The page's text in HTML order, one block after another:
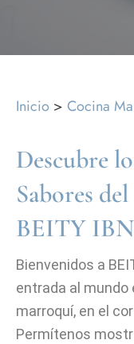
Inicio > Cocina
Descubre
Sabores
BEITY
Bienvenidos a
entrada al mundo
marroquí, en el
Permítenos